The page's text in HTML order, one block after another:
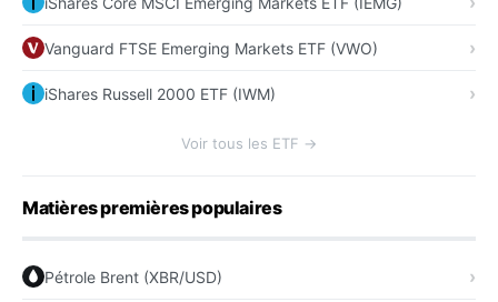
Vanguard FTSE Emerging Markets ETF (VWO)
iShares Russell 2000 ETF (IWM)
Voir tous les ETF →
Matières premières populaires
Pétrole Brent (XBR/USD)